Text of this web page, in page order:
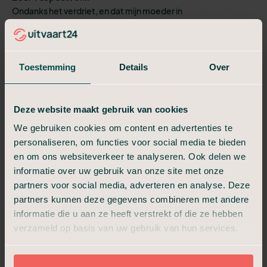
Toestemming Details Over
Deze website maakt gebruik van cookies
We gebruiken cookies om content en advertenties te
personaliseren, om functies voor social media te bieden
en om ons websiteverkeer te analyseren. Ook delen we
informatie over uw gebruik van onze site met onze
partners voor social media, adverteren en analyse. Deze
partners kunnen deze gegevens combineren met andere
informatie die u aan ze heeft verstrekt of die ze hebben
verzameld op basis van uw gebruik van hun services.
Ondanks het verdriet, en dat mijn moeder in
er een fijn gevoel bij gehad.. Bedankt voor de
Patricia Geurts
Een waardig afscheid
hebben op een waardige manier afscheid
kunnen nemen. De medewerkers van
Uitvaart 24 waren vriendelijk, respectvol en ...
Josee
Uitstekende service
Zeer goede begeleiding, opbaring, crematie
en nazorg. Alles tot in de puntjes verzorgt.
Alles uit handen genomen door Uitvaart24 Wij
zijn erg tevreden